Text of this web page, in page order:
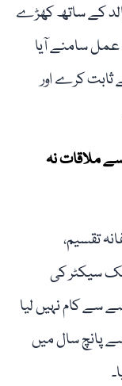
کے ساتھ کھڑے
عمل سامنے آیا
ثابت کرے اور
ملاقات نہ
تقسیم،
سیکٹر کی
سے کام نہیں لیا
پانچ سال میں